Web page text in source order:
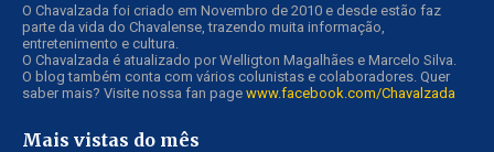
O Chavalzada foi criado em Novembro de 2010 e desde estão faz
parte da vida do Chavalense, trazendo muita informação,
entretenimento e cultura.
O Chavalzada é atualizado por Welligton Magalhães e Marcelo Silva.
O blog também conta com vários colunistas e colaboradores. Quer
saber mais? Visite nossa fan page www.facebook.com/Chavalzada
Mais vistas do mês